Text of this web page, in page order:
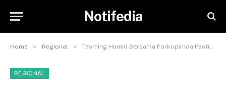
Notifedia
Home » Regional » Tasming Hamid Bersama Forkopimda Pastikan Kesiapan Pelabuhan Ajatappareng Hadapi Arus Mudik 2026
REGIONAL